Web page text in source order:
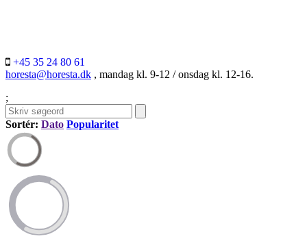
+45 35 24 80 61
horesta@horesta.dk , mandag kl. 9-12 / onsdag kl. 12-16.
;
Sortér: Dato Popularitet